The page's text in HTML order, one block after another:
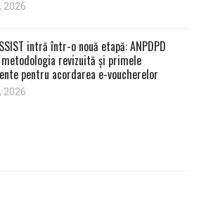
2026
intră într-o nouă etapă: ANPDPD
revizuită și primele
pentru acordarea e-voucherelor
2026